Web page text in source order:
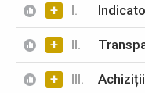
+ I.
+ II.
+ III.